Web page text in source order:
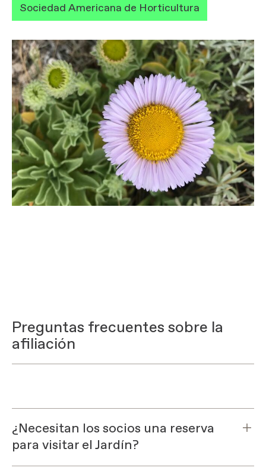
Sociedad Americana de Horticultura
Preguntas frecuentes sobre la
afiliación
¿Necesitan los socios una reserva
para visitar el Jardín?